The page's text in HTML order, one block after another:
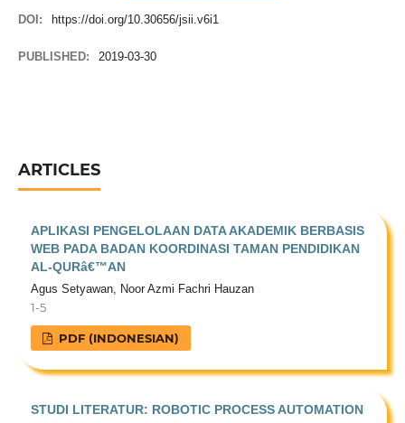
DOI: https://doi.org/10.30656/jsii.v6i1
PUBLISHED: 2019-03-30
ARTICLES
APLIKASI PENGELOLAAN DATA AKADEMIK BERBASIS
WEB PADA BADAN KOORDINASI TAMAN PENDIDIKAN
AL-QURâ€™AN
Agus Setyawan, Noor Azmi Fachri Hauzan
1-5
PDF (INDONESIAN)
STUDI LITERATUR: ROBOTIC PROCESS AUTOMATION